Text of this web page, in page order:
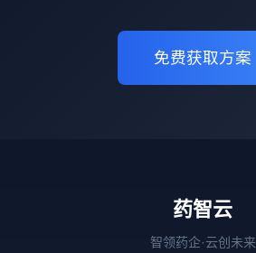
免费获取方案
药智云
智领药企·云创未来